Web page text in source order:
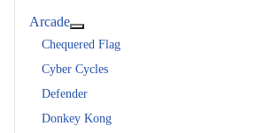
Arcade
Chequered Flag
Cyber Cycles
Defender
Donkey Kong